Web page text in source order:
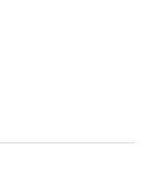
tilgang
du ikke